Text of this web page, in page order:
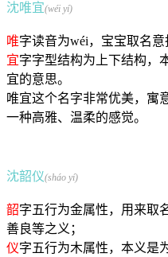
沈唯宜(wéi yí)
唯字读音为wéi，宝宝取名意
宜字字型结构为上下结构，
宜的意思。
唯宜这个名字非常优美，寓
一种高雅、温柔的感觉。
沈韶仪(sháo yí)
韶字五行为金属性，用来取
善良等之义；
仪字五行为木属性，本义是